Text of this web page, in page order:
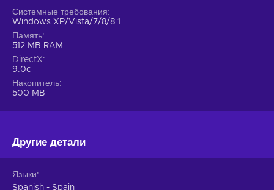
Системные требования
Windows XP/Vista/7/8/8.1
Память
512 MB RAM
DirectX
9.0c
Накопитель
500 MB
Другие детали
Языки
Spanish - Spain